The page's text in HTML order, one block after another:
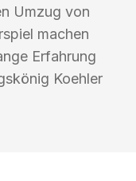
Umzug von
machen
Erfahrung
Koehler